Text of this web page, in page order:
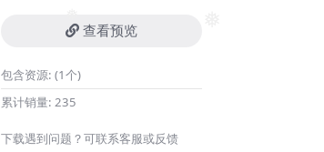
❅
查看预览
包含资源: (1个)
累计销量: 235
下载遇到问题？可联系客服或反馈